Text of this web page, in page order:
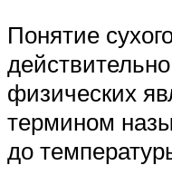
Понятие
физических
термином
до